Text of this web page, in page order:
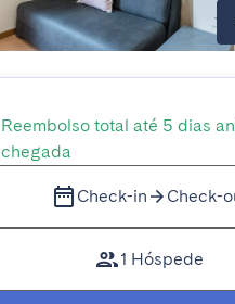
Reembolso total até 5 dias
chegada
Check-in Check-
1 Hóspede